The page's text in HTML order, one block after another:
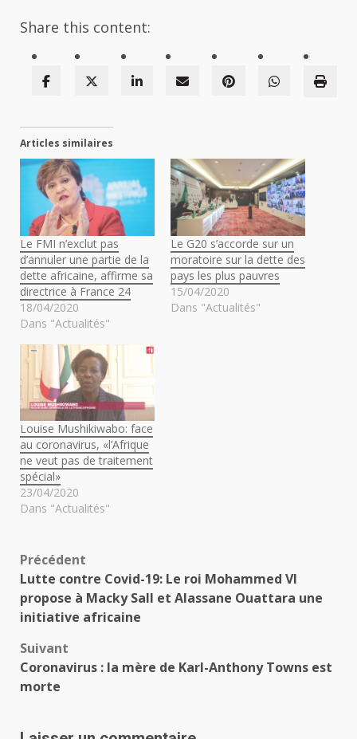
Share this content:
Articles similaires
Le FMI n’exclut pas
d’annuler une partie de la
dette africaine, affirme sa
directrice à France 24
18/04/2020
Dans "Actualités"
Le G20 s’accorde sur un
moratoire sur la dette des
pays les plus pauvres
15/04/2020
Dans "Actualités"
Louise Mushikiwabo: face
au coronavirus, «l’Afrique
ne veut pas de traitement
spécial»
23/04/2020
Dans "Actualités"
Navigation
d’article
Précédent
Lutte contre Covid-19: Le roi Mohammed VI
propose à Macky Sall et Alassane Ouattara une
initiative africaine
Suivant
Coronavirus : la mère de Karl-Anthony Towns est
morte